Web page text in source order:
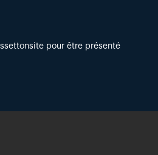
pour être présenté